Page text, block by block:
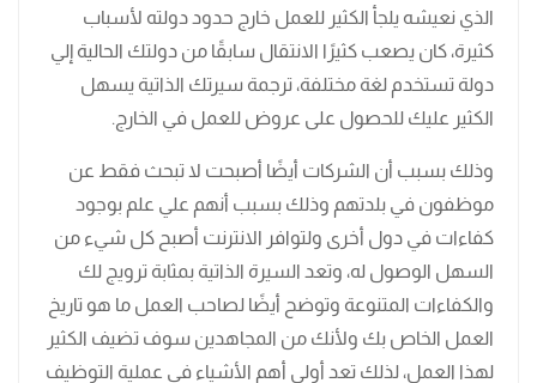
الذي نعيشه يلجأ الكثير للعمل خارج حدود دولته لأسباب
كثيرة، كان يصعب كثيرًا الانتقال سابقًا من دولتك الحالية إلي
دولة تستخدم لغة مختلفة، ترجمة سيرتك الذاتية يسهل
الكثير عليك للحصول على عروض للعمل في الخارج.
وذلك بسبب أن الشركات أيضًا أصبحت لا تبحث فقط عن
موظفون في بلدتهم وذلك بسبب أنهم علي علم بوجود
كفاءات في دول أخرى ولتوافر الانترنت أصبح كل شيء من
السهل الوصول له، وتعد السيرة الذاتية بمثابة ترويج لك
والكفاءات المتنوعة وتوضح أيضًا لصاحب العمل ما هو تاريخ
العمل الخاص بك ولأنك من المجاهدين سوف تضيف الكثير
لهذا العمل، لذلك تعد أولى أهم الأشياء في عملية التوظيف